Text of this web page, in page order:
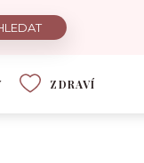
ZDRAVÍ